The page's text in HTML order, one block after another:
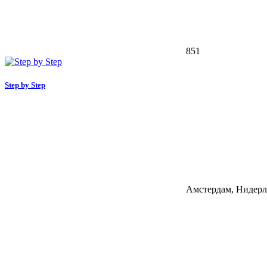
851
Step by Step
Амстердам,